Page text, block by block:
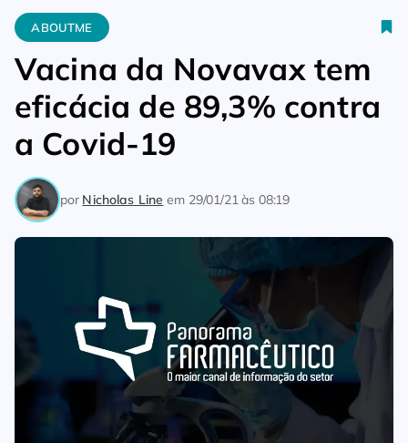
Home Aboutme Vacina da Novavax tem eficácia de 89,3%
ABOUTME
Vacina da Novavax tem
eficácia de 89,3% contra
a Covid-19
por Nicholas Line em 29/01/21 às 08:19